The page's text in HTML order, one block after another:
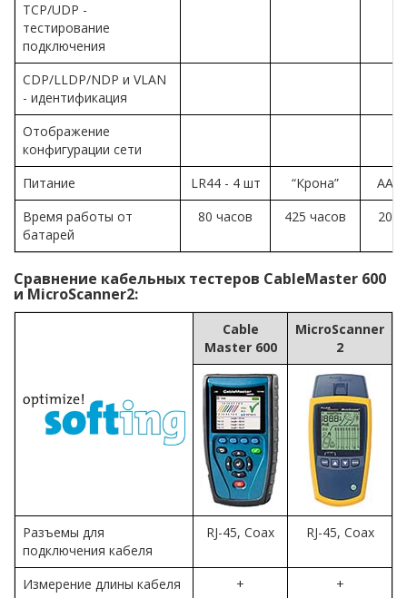
TCP/UDP -
тестирование
подключения
CDP/LLDP/NDP и VLAN
- идентификация
Отображение
конфигурации сети
Питание
LR44 - 4 шт “Крона”
АА -
Время работы от
батарей
80 часов 425 часов 20
Сравнение кабельных тестеров CableMaster 600
и MicroScanner2:
Cable
Master 600
MicroScanner
2
Разъемы для
подключения кабеля
RJ-45, Coax RJ-45, Coax
Измерение длины кабеля + +